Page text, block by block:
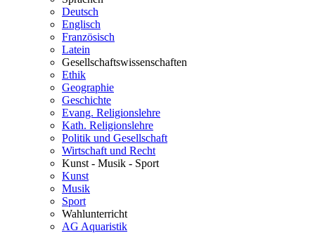
Deutsch
Englisch
Französisch
Latein
Gesellschaftswissenschaften
Ethik
Geographie
Geschichte
Evang. Religionslehre
Kath. Religionslehre
Politik und Gesellschaft
Wirtschaft und Recht
Kunst - Musik - Sport
Kunst
Musik
Sport
Wahlunterricht
AG Aquaristik